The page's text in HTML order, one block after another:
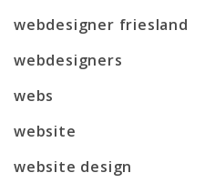
webdesigner friesland
webdesigners
webs
website
website design